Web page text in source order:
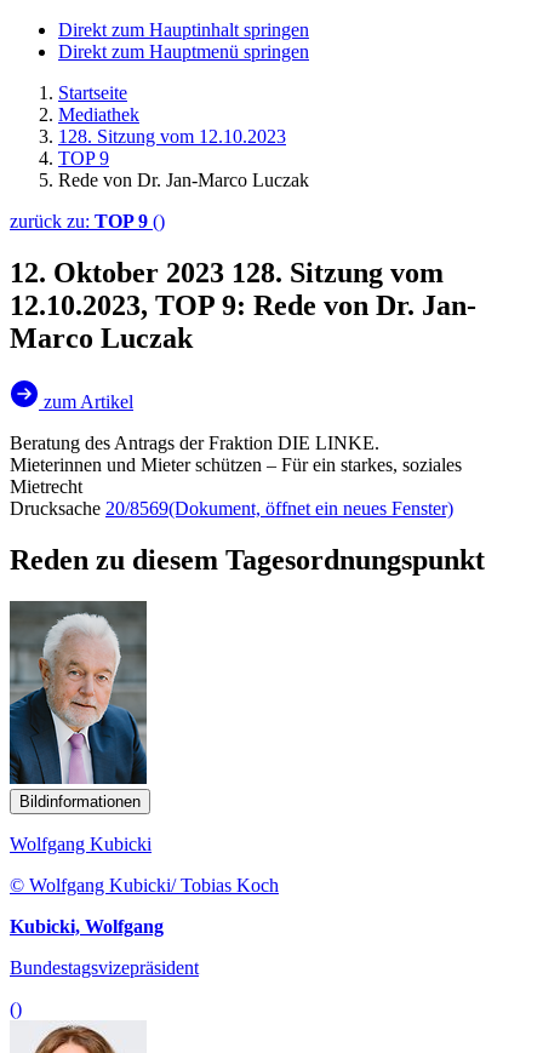
Direkt zum Hauptinhalt springen
Direkt zum Hauptmenü springen
Startseite
Mediathek
128. Sitzung vom 12.10.2023
TOP 9
Rede von Dr. Jan-Marco Luczak
zurück zu: TOP 9 ()
12. Oktober 2023 128. Sitzung vom
12.10.2023, TOP 9: Rede von Dr. Jan-
Marco Luczak
zum Artikel
Beratung des Antrags der Fraktion DIE LINKE.
Mieterinnen und Mieter schützen – Für ein starkes, soziales
Mietrecht
Drucksache 20/8569(Dokument, öffnet ein neues Fenster)
Reden zu diesem Tagesordnungspunkt
Bildinformationen
Wolfgang Kubicki
© Wolfgang Kubicki/ Tobias Koch
Kubicki, Wolfgang
Bundestagsvizepräsident
()